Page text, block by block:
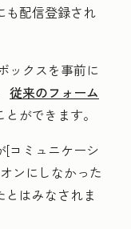
も配信登録され
ックスを事前に
従来のフォーム
ができます。
[コミュニケーシ
ンにしなかった
はみなされま